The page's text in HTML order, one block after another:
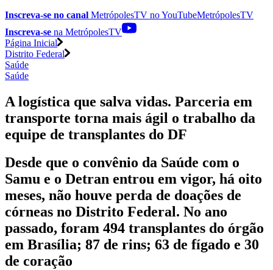
Inscreva-se no canal MetrópolesTV noYouTubeMetrópolesTV
Inscreva-se na MetrópolesTV
Página Inicial
Distrito Federal
Saúde
Saúde
A logística que salva vidas. Parceria em
transporte torna mais ágil o trabalho da
equipe de transplantes do DF
Desde que o convênio da Saúde com o
Samu e o Detran entrou em vigor, há oito
meses, não houve perda de doações de
córneas no Distrito Federal. No ano
passado, foram 494 transplantes do órgão
em Brasília; 87 de rins; 63 de fígado e 30
de coração